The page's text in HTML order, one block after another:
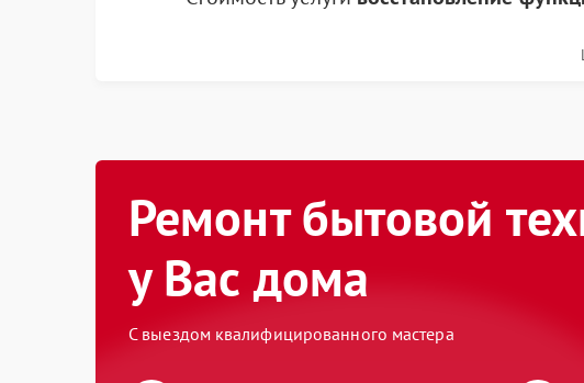
Ремонт бытовой
у Вас дома
С выездом квалифицированного мастера